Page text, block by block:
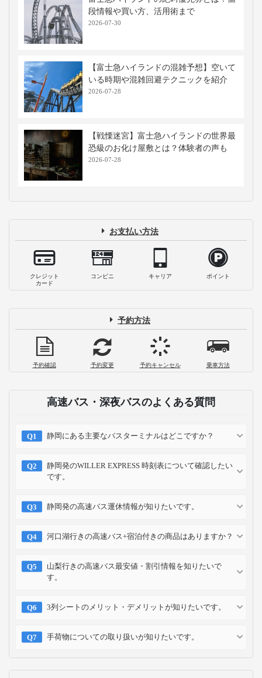
段情報や買い方、活用術まで
2026-07-30
【富士急ハイランドの混雑予想】空いて
いる時期や混雑回避テクニックを紹介
2026-07-28
【戦慄迷宮】富士急ハイランドの世界最
恐級のお化け屋敷とは？体験者の声も
2026-07-28
お支払い方法
クレジット
カード
コンビニ キャリア ポイント
予約方法
予約確認 予約変更 予約キャンセル 乗車方法
高速バス・深夜バスのよくある質問
静岡にある主要なバスターミナルはどこですか？
静岡発のWILLER EXPRESS 時刻表について確認したい
です。
静岡発の高速バス運休情報が知りたいです。
河口湖行きの高速バス+宿泊付きの商品はありますか？
山梨行きの高速バス最安値・割引情報を知りたいで
す。
3列シートのメリット・デメリットが知りたいです。
手荷物についての取り扱いが知りたいです。